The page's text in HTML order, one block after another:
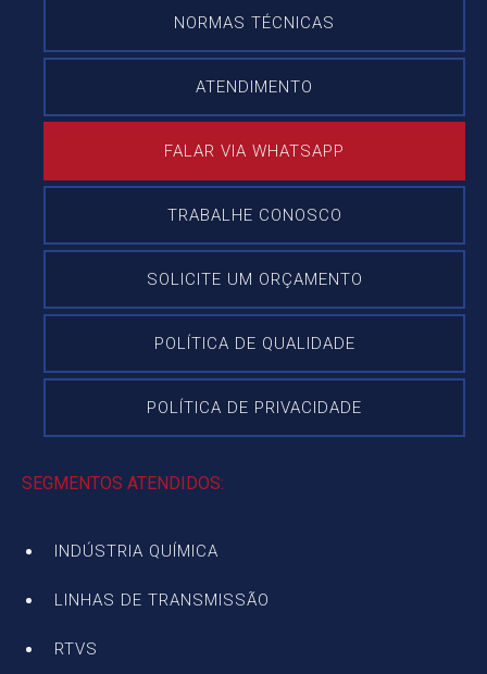
NORMAS TÉCNICAS
ATENDIMENTO
FALAR VIA WHATSAPP
TRABALHE CONOSCO
SOLICITE UM ORÇAMENTO
POLÍTICA DE QUALIDADE
POLÍTICA DE PRIVACIDADE
SEGMENTOS ATENDIDOS:
INDÚSTRIA QUÍMICA
LINHAS DE TRANSMISSÃO
RTVS